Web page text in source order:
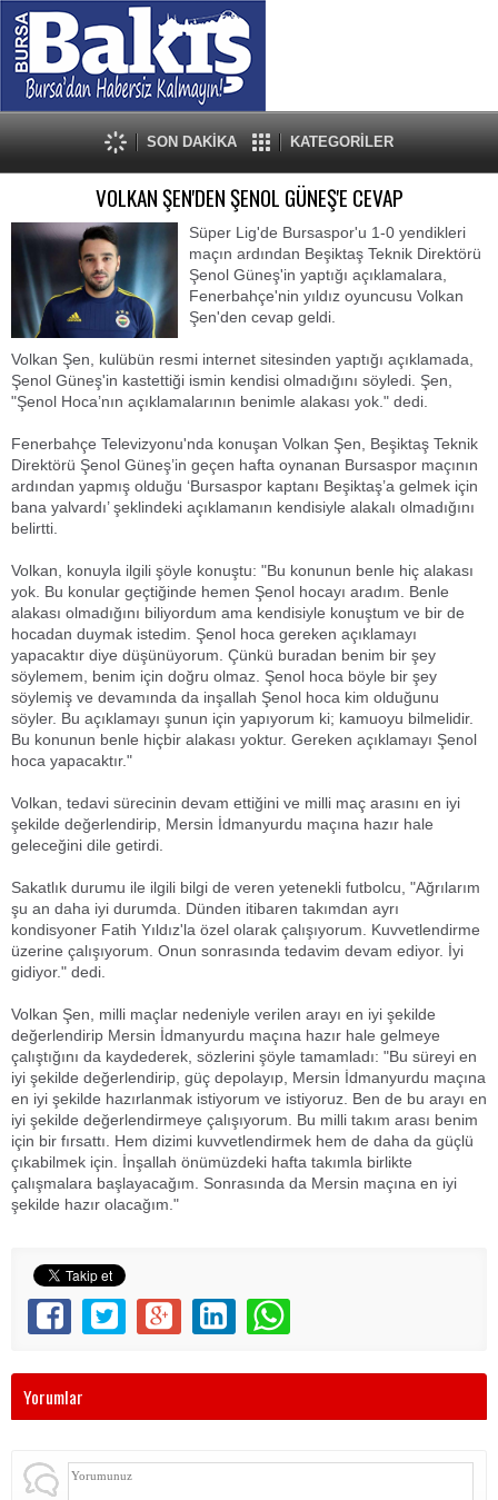
SON DAKİKA KATEGORİLER
VOLKAN ŞEN'DEN ŞENOL GÜNEŞ'E CEVAP
Süper Lig'de Bursaspor'u 1-0 yendikleri
maçın ardından Beşiktaş Teknik Direktörü
Şenol Güneş'in yaptığı açıklamalara,
Fenerbahçe'nin yıldız oyuncusu Volkan
Şen'den cevap geldi.
Volkan Şen, kulübün resmi internet sitesinden yaptığı açıklamada,
Şenol Güneş'in kastettiği ismin kendisi olmadığını söyledi. Şen,
"Şenol Hoca’nın açıklamalarının benimle alakası yok." dedi.
Fenerbahçe Televizyonu'nda konuşan Volkan Şen, Beşiktaş Teknik
Direktörü Şenol Güneş’in geçen hafta oynanan Bursaspor maçının
ardından yapmış olduğu ‘Bursaspor kaptanı Beşiktaş’a gelmek için
bana yalvardı’ şeklindeki açıklamanın kendisiyle alakalı olmadığını
belirtti.
Volkan, konuyla ilgili şöyle konuştu: "Bu konunun benle hiç alakası
yok. Bu konular geçtiğinde hemen Şenol hocayı aradım. Benle
alakası olmadığını biliyordum ama kendisiyle konuştum ve bir de
hocadan duymak istedim. Şenol hoca gereken açıklamayı
yapacaktır diye düşünüyorum. Çünkü buradan benim bir şey
söylemem, benim için doğru olmaz. Şenol hoca böyle bir şey
söylemiş ve devamında da inşallah Şenol hoca kim olduğunu
söyler. Bu açıklamayı şunun için yapıyorum ki; kamuoyu bilmelidir.
Bu konunun benle hiçbir alakası yoktur. Gereken açıklamayı Şenol
hoca yapacaktır."
Volkan, tedavi sürecinin devam ettiğini ve milli maç arasını en iyi
şekilde değerlendirip, Mersin İdmanyurdu maçına hazır hale
geleceğini dile getirdi.
Sakatlık durumu ile ilgili bilgi de veren yetenekli futbolcu, "Ağrılarım
şu an daha iyi durumda. Dünden itibaren takımdan ayrı
kondisyoner Fatih Yıldız'la özel olarak çalışıyorum. Kuvvetlendirme
üzerine çalışıyorum. Onun sonrasında tedavim devam ediyor. İyi
gidiyor." dedi.
Volkan Şen, milli maçlar nedeniyle verilen arayı en iyi şekilde
değerlendirip Mersin İdmanyurdu maçına hazır hale gelmeye
çalıştığını da kaydederek, sözlerini şöyle tamamladı: "Bu süreyi en
iyi şekilde değerlendirip, güç depolayıp, Mersin İdmanyurdu maçına
en iyi şekilde hazırlanmak istiyorum ve istiyoruz. Ben de bu arayı en
iyi şekilde değerlendirmeye çalışıyorum. Bu milli takım arası benim
için bir fırsattı. Hem dizimi kuvvetlendirmek hem de daha da güçlü
çıkabilmek için. İnşallah önümüzdeki hafta takımla birlikte
çalışmalara başlayacağım. Sonrasında da Mersin maçına en iyi
şekilde hazır olacağım."
Yorumlar